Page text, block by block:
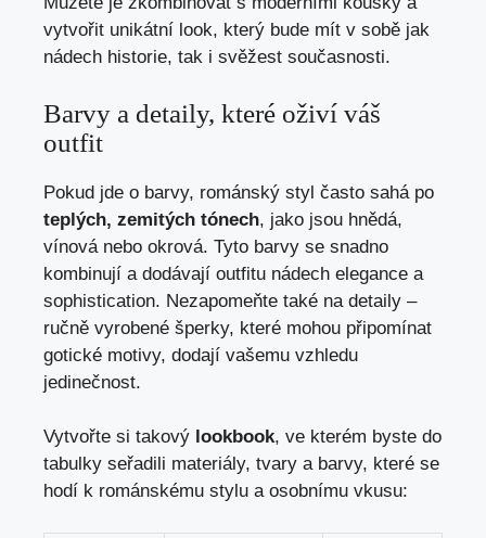
vytvořit unikátní look, který bude mít v sobě jak
nádech historie, tak i svěžest současnosti.
Barvy a detaily, které oživí váš
outfit
Pokud jde o barvy, románský styl často sahá po
teplých, zemitých tónech, jako jsou hnědá,
vínová nebo okrová. Tyto barvy se snadno
kombinují a dodávají outfitu nádech elegance a
sophistication. Nezapomeňte také na detaily –
ručně vyrobené šperky, které mohou připomínat
gotické motivy, dodají vašemu vzhledu
jedinečnost.
Vytvořte si takový lookbook, ve kterém byste do
tabulky seřadili materiály, tvary a barvy, které se
hodí k románskému stylu a osobnímu vkusu: